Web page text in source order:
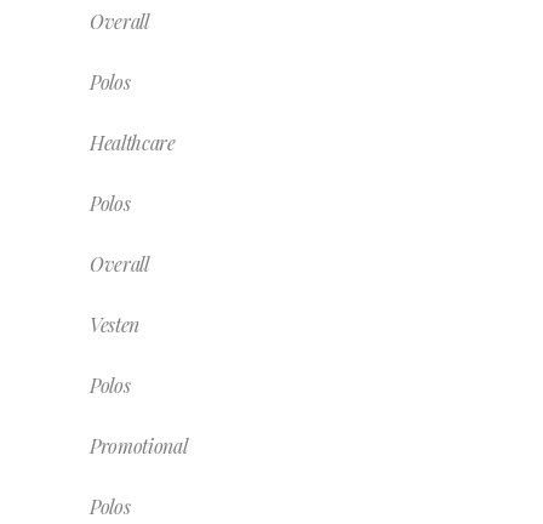
Overall
Polos
Healthcare
Polos
Overall
Vesten
Polos
Promotional
Polos